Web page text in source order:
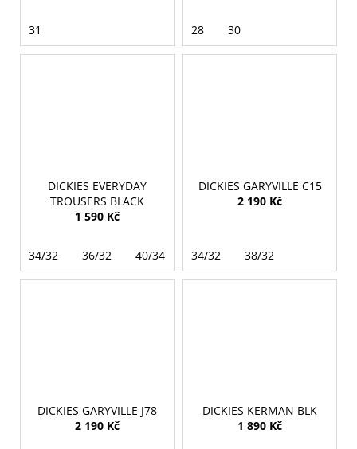
31 28 30
DICKIES EVERYDAY
TROUSERS BLACK
1 590 Kč
34/32 36/32 40/34 42/34 44/34
DICKIES GARYVILLE C15
2 190 Kč
34/32 38/32
DICKIES GARYVILLE J78
2 190 Kč
DICKIES KERMAN BLK
1 890 Kč